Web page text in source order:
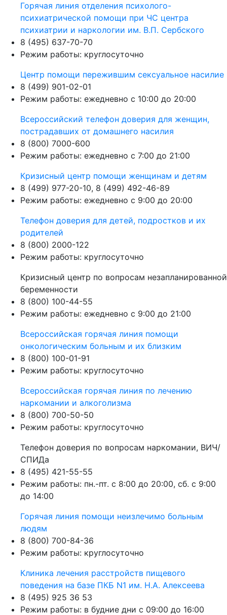
Горячая линия отделения психолого-
психиатрической помощи при ЧС центра
психиатрии и наркологии им. В.П. Сербского
8 (495) 637-70-70
Режим работы: круглосуточно
Центр помощи пережившим сексуальное насилие
8 (499) 901-02-01
Режим работы: ежедневно с 10:00 до 20:00
Всероссийский телефон доверия для женщин,
пострадавших от домашнего насилия
8 (800) 7000-600
Режим работы: ежедневно с 7:00 до 21:00
Кризисный центр помощи женщинам и детям
8 (499) 977-20-10, 8 (499) 492-46-89
Режим работы: ежедневно с 9:00 до 20:00
Телефон доверия для детей, подростков и их
родителей
8 (800) 2000-122
Режим работы: круглосуточно
Кризисный центр по вопросам незапланированной
беременности
8 (800) 100-44-55
Режим работы: ежедневно с 9:00 до 21:00
Всероссийская горячая линия помощи
онкологическим больным и их близким
8 (800) 100-01-91
Режим работы: круглосуточно
Всероссийская горячая линия по лечению
наркомании и алкоголизма
8 (800) 700-50-50
Режим работы: круглосуточно
Телефон доверия по вопросам наркомании, ВИЧ/
СПИДа
8 (495) 421-55-55
Режим работы: пн.-пт. с 8:00 до 20:00, сб. с 9:00
до 14:00
Горячая линия помощи неизлечимо больным
людям
8 (800) 700-84-36
Режим работы: круглосуточно
Клиника лечения расстройств пищевого
поведения на базе ПКБ N1 им. Н.А. Алексеева
8 (495) 925 36 53
Режим работы: в будние дни с 09:00 до 16:00